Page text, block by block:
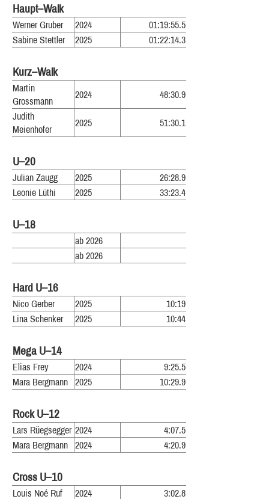
Haupt–Walk
Werner Gruber 2024
01:19:55.5
Sabine Stettler
2025 01:22:14.3
Kurz–Walk
Martin
Grossmann
2024
48:30.9
Judith
Meienhofer
2025 51:30.1
U–20
Julian Zaugg 2025
26:28.9
Leonie Lüthi
2025 33:23.4
U–18
ab 2026
ab 2026
Hard U–16
Nico Gerber 2025
10:19
Lina Schenker
2025 10:44
Mega U–14
Elias Frey 2024
9:25.5
Mara Bergmann 2025 10:29.9
Rock U–12
Lars Rüegsegger 2024
4:07.5
Mara Bergmann 2024 4:20.9
Cross U–10
Louis Noé Ruf 2024
3:02.8